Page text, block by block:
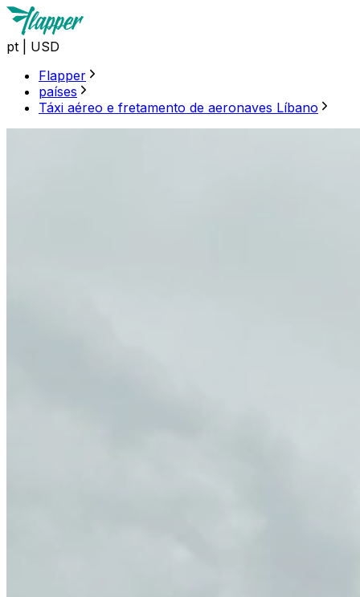
pt
USD
Flapper
países
Táxi aéreo e fretamento de aeronaves Líbano